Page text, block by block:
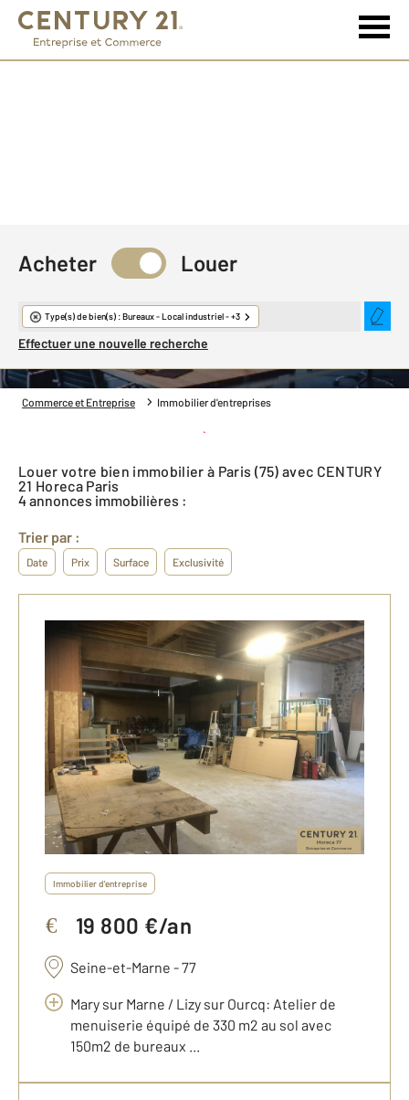
Immobilier d'entreprise
Acheter Louer
Type(s) de bien(s) : Bureaux - Local industriel - +3
Effectuer une nouvelle recherche
Commerce et Entreprise Immobilier d'entreprises
Créer une alerte
Louer votre bien immobilier à Paris (75) avec CENTURY
21 Horeca Paris
4 annonces immobilières :
Trier par :
Date Prix Surface Exclusivité
Immobilier d'entreprise
€ 19 800 €/an
Seine-et-Marne - 77
Mary sur Marne / Lizy sur Ourcq: Atelier de
menuiserie équipé de 330 m2 au sol avec
150m2 de bureaux ...